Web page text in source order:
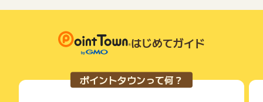
ざいます。
い物を複数回ご利用された場合
て一度でも同サービス・お買い物を利用されたことがある場合
ご利用前には、Cookieの削除をおこなっていただくことを推奨
サービス・お買い物利用時にお電話など2つ以上の申し込み方
法がある場合、必ずサイト上のWEBフォームからお申し込みく
条件を達成しているかどうかは各広告主ではなく、代理店が行
っているため、広告主はポイントに関する詳細を把握しており
そのため、ポイントタウンのポイントに関するお問い合わせを
広告主様に直接行わないようお願いいたします。
ーパーファミコン、メガドライブ、ゲームボーイ…などのレト
ロゲームまでゲーム機本体・ソフトを高価買取いたします。
◆ふるいちの宅配買取ならご自宅から段ボールにつめて送るだ
け！
はじめてガイド
ポイントタウンって何？